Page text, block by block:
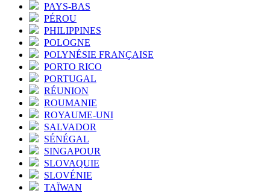
PAYS-BAS
PÉROU
PHILIPPINES
POLOGNE
POLYNÉSIE FRANÇAISE
PORTO RICO
PORTUGAL
RÉUNION
ROUMANIE
ROYAUME-UNI
SALVADOR
SÉNÉGAL
SINGAPOUR
SLOVAQUIE
SLOVÉNIE
TAÏWAN